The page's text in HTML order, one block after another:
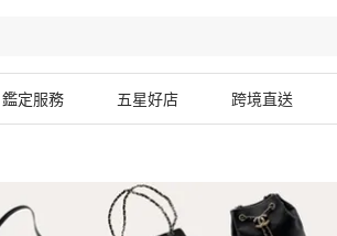
鑑定服務 五星好店 跨境直送